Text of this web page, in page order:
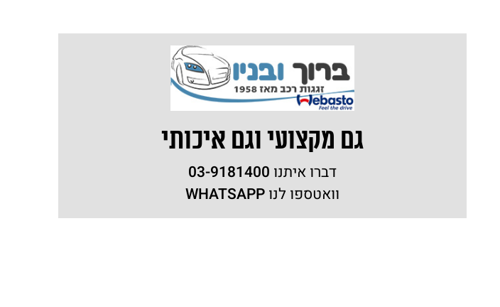
גם מקצועי וגם איכותי
דברו איתנו 03-9181400
וואטספו לנוWHATSAPP